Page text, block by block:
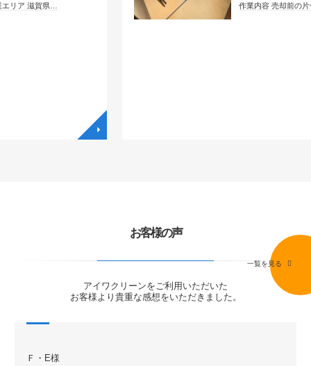
…
作業内容 売却前の片付け …
お客様の声
アイワクリーンをご利用いただいた
お客様より貴重な感想をいただきました。
一覧を見る
Ｆ・E様